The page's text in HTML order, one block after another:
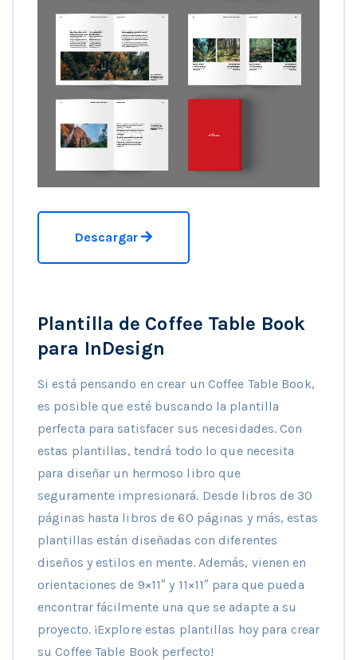
Descargar
Plantilla de Coffee Table Book
para InDesign
Si está pensando en crear un Coffee Table Book,
es posible que esté buscando la plantilla
perfecta para satisfacer sus necesidades. Con
estas plantillas, tendrá todo lo que necesita
para diseñar un hermoso libro que
seguramente impresionará. Desde libros de 30
páginas hasta libros de 60 páginas y más, estas
plantillas están diseñadas con diferentes
diseños y estilos en mente. Además, vienen en
orientaciones de 9×11″ y 11×11″ para que pueda
encontrar fácilmente una que se adapte a su
proyecto. ¡Explore estas plantillas hoy para crear
su Coffee Table Book perfecto!